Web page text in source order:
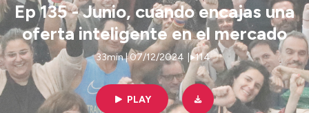
Ep 135 - Junio, cuando encajas una
oferta inteligente en el mercado
33min | 07/12/2024 114
PLAY